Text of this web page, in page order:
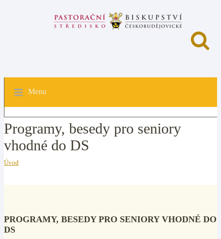
Menu
Programy, besedy pro seniory
vhodné do DS
Úvod
PROGRAMY, BESEDY PRO SENIORY VHODNÉ DO
DS